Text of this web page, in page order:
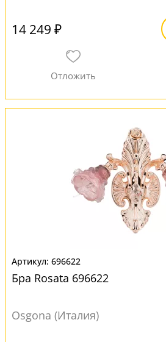
14 249 ₽
696622
Бра Rosata 696622
Osgona (Италия)